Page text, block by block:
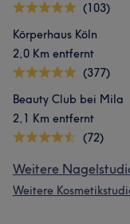
(103)
Körperhaus Köln
2,0 Km entfernt
(377)
Beauty Club bei Mila
2,1 Km entfernt
(72)
Weitere
Weitere